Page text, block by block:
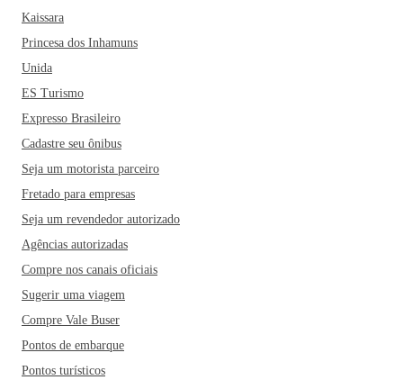
Kaissara
Princesa dos Inhamuns
Unida
ES Turismo
Expresso Brasileiro
Cadastre seu ônibus
Seja um motorista parceiro
Fretado para empresas
Seja um revendedor autorizado
Agências autorizadas
Compre nos canais oficiais
Sugerir uma viagem
Compre Vale Buser
Pontos de embarque
Pontos turísticos